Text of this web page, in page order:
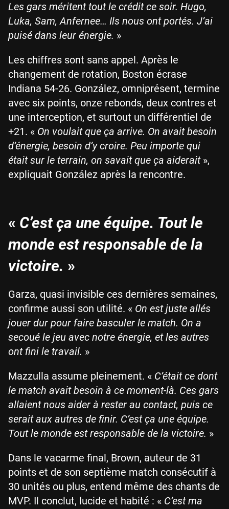
Les gars méritent tout le crédit ce soir. Hugo,
Luka, Sam, Anfernee… Ils nous ont portés. J’ai
puisé dans leur énergie. »
Les chiffres sont sans appel. Après le
changement de rotation, Boston écrase
Indiana 54-26. González, omniprésent, termine
avec six points, onze rebonds, deux contres et
une interception, et surtout un différentiel de
+21. « On voulait que ça arrive. On avait besoin
d’énergie, besoin d’y croire. Peu importe qui
était sur le terrain, on savait que ça aiderait »,
expliquait González après la rencontre.
« C’est ça une équipe. Tout le
monde est responsable de la
victoire. »
Garza, quasi invisible ces dernières semaines,
confirme aussi son utilité. « On est juste allés
jouer dur pour faire basculer le match. On a
secoué le jeu avec notre énergie, et les autres
ont fini le travail. »
Mazzulla assume pleinement. « C’était ce dont
le match avait besoin à ce moment-là. Ces gars
allaient nous aider à rester au contact, puis ce
serait aux autres de finir. C’est ça une équipe.
Tout le monde est responsable de la victoire. »
Dans le vacarme final, Brown, auteur de 31
points et de son septième match consécutif à
30 unités ou plus, entend même des chants de
MVP. Il conclut, lucide et habité : « C’est ma